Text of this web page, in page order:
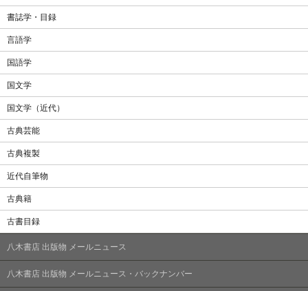
書誌学・目録
言語学
国語学
国文学
国文学（近代）
古典芸能
古典複製
近代自筆物
古典籍
古書目録
八木書店 出版物 メールニュース
八木書店 出版物 メールニュース・バックナンバー